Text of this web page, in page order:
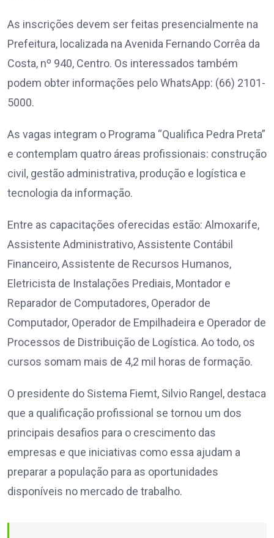
As inscrições devem ser feitas presencialmente na
Prefeitura, localizada na Avenida Fernando Corrêa da
Costa, nº 940, Centro. Os interessados também
podem obter informações pelo WhatsApp: (66) 2101-
5000.
As vagas integram o Programa “Qualifica Pedra Preta”
e contemplam quatro áreas profissionais: construção
civil, gestão administrativa, produção e logística e
tecnologia da informação.
Entre as capacitações oferecidas estão: Almoxarife,
Assistente Administrativo, Assistente Contábil
Financeiro, Assistente de Recursos Humanos,
Eletricista de Instalações Prediais, Montador e
Reparador de Computadores, Operador de
Computador, Operador de Empilhadeira e Operador de
Processos de Distribuição de Logística. Ao todo, os
cursos somam mais de 4,2 mil horas de formação.
O presidente do Sistema Fiemt, Silvio Rangel, destaca
que a qualificação profissional se tornou um dos
principais desafios para o crescimento das
empresas e que iniciativas como essa ajudam a
preparar a população para as oportunidades
disponíveis no mercado de trabalho.